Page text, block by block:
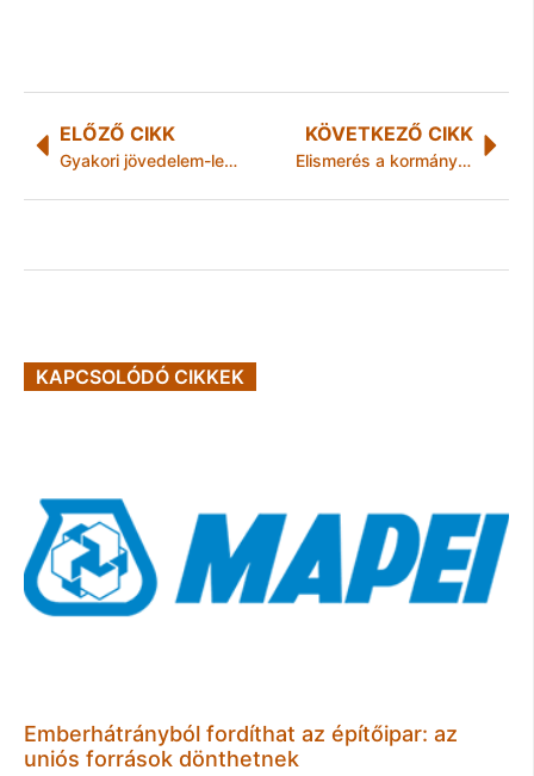
ELŐZŐ CIKK
Gyakori jövedelem-letiltás
KÖVETKEZŐ CIKK
Elismerés a kormánymegbízottnak
KAPCSOLÓDÓ CIKKEK
Emberhátrányból fordíthat az építőipar: az
uniós források dönthetnek